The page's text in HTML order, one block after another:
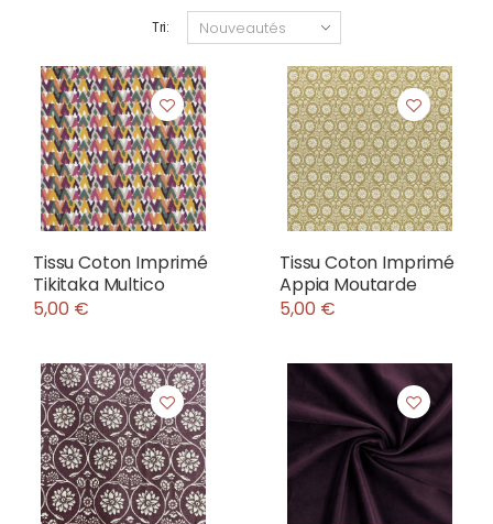
Tri:
Tissu Coton Imprimé
Tikitaka Multico
5,00 €
Tissu Coton Imprimé
Appia Moutarde
5,00 €